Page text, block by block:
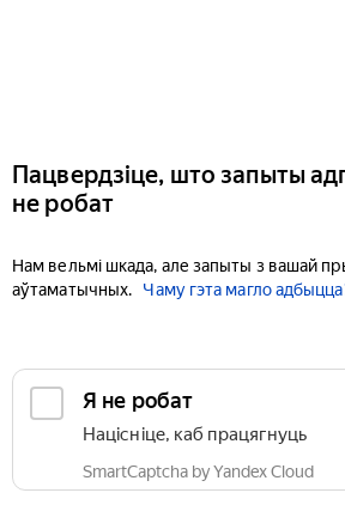
Пацвердзіце, што запыты
не робат
Нам вельмі шкада, але запыты з вашай
аўтаматычных.
Чаму гэта магло
Я не робат
Націсніце, каб працягнуць
SmartCaptcha by Yandex Cloud